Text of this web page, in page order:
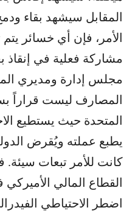
المقابل سيشهد بقاء
الأمر، فإن أي خسائر يتم
مشاركة فعلية في
مجلس إدارة ومديري
المصارف ليست قراراً
المتحدة حيث يستطيع
يطبع عملته ويُقرض
كانت للأمر تبعات سيئة.
القطاع المالي
اضطر الاحتياطي